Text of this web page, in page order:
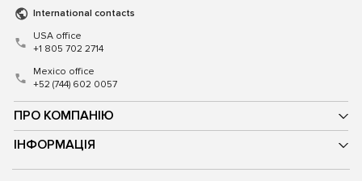
ПРО КОМПАНІЮ
ІНФОРМАЦІЯ
International contacts
USA office
+1 805 702 2714
Mexico office
+52 (744) 602 0057